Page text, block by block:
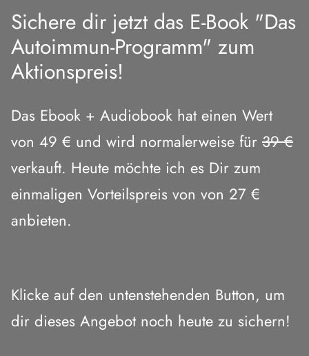
Sichere dir jetzt das E-Book "Das
Autoimmun-Programm" zum
Aktionspreis!
Das Ebook + Audiobook hat einen Wert
von 49 € und wird normalerweise für 39 €
verkauft. Heute möchte ich es Dir zum
einmaligen Vorteilspreis von von 27 €
anbieten.
Klicke auf den untenstehenden Button, um
dir dieses Angebot noch heute zu sichern!